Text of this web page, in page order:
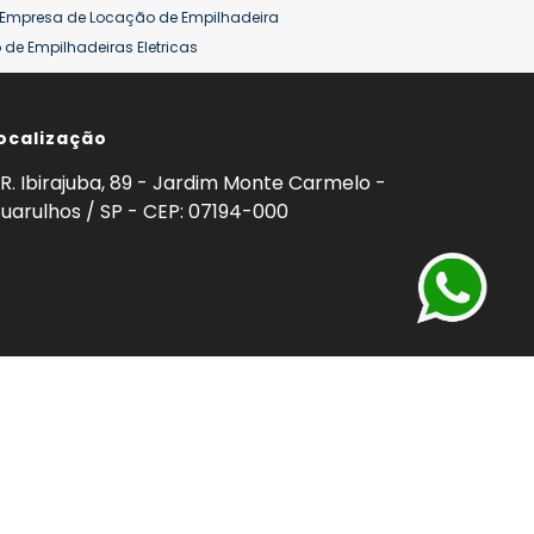
Empresa de Locação de Empilhadeira
Empilhadeiras Eletricas
de Empilhadeiras
Empilhadeira Hyster
ton Venda Empilhadeiras 25 ton
R. Ibirajuba, 89 - Jardim Monte Carmelo -
/ SP - CEP: 07194-000